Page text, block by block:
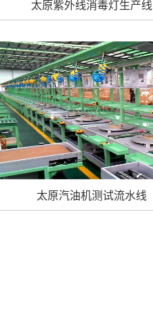
太原紫外线消毒灯生产线
太原汽油机测试流水线